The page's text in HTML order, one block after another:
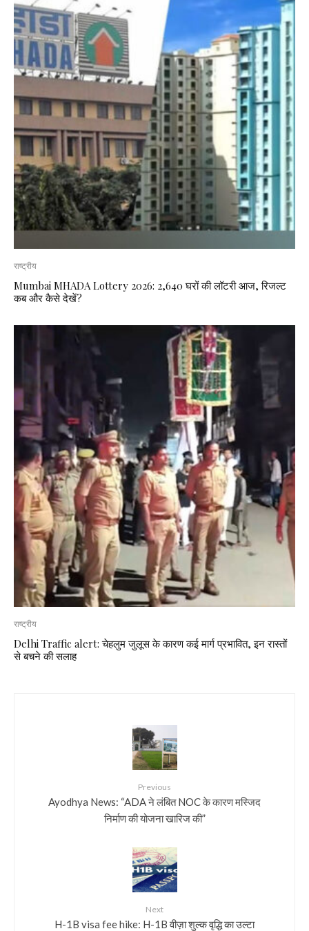
राष्ट्रीय
Mumbai MHADA Lottery 2026: 2,640 घरों की लॉटरी आज, रिजल्ट
कब और कैसे देखें?
राष्ट्रीय
Delhi Traffic alert: चेहलुम जुलूस के कारण कई मार्ग प्रभावित, इन रास्तों
से बचने की सलाह
Previous
Ayodhya News: “ADA ने लंबित NOC के कारण मस्जिद
निर्माण की योजना खारिज की”
Next
H-1B visa fee hike: H-1B वीज़ा शुल्क वृद्धि का उल्टा